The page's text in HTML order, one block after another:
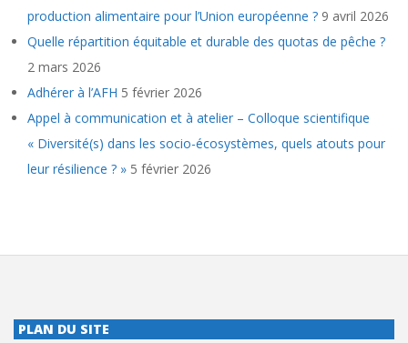
production alimentaire pour l’Union européenne ? 9 avril 2026
Quelle répartition équitable et durable des quotas de pêche ?
2 mars 2026
Adhérer à l’AFH 5 février 2026
Appel à communication et à atelier – Colloque scientifique
« Diversité(s) dans les socio-écosystèmes, quels atouts pour
leur résilience ? » 5 février 2026
PLAN DU SITE